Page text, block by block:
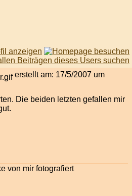
erstellt am: 17/5/2007 um
Die beiden letzten gefallen mir
von mir fotografiert